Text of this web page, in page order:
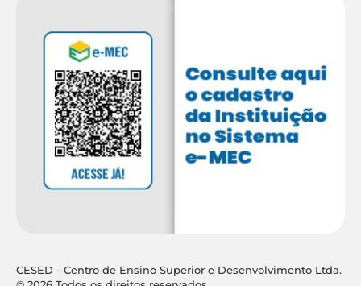
CESED - Centro de Ensino Superior e Desenvolvimento Ltda.